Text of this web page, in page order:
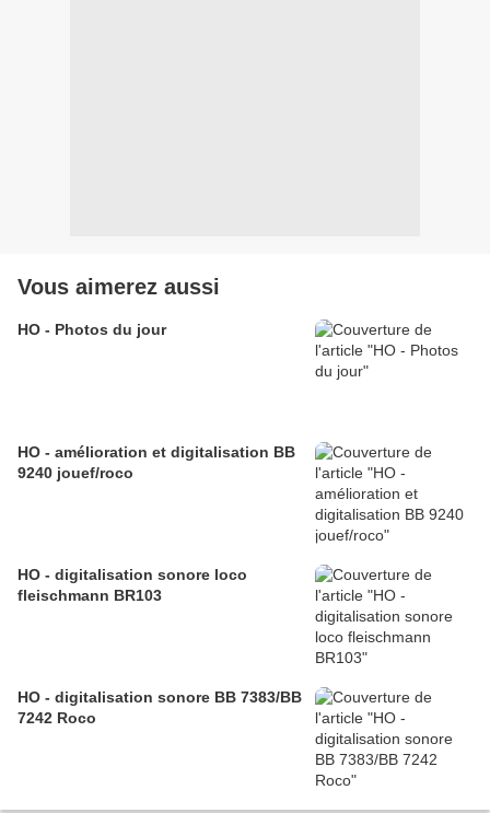
Vous aimerez aussi
HO - Photos du jour
HO - amélioration et digitalisation BB
9240 jouef/roco
HO - digitalisation sonore loco
fleischmann BR103
HO - digitalisation sonore BB 7383/BB
7242 Roco